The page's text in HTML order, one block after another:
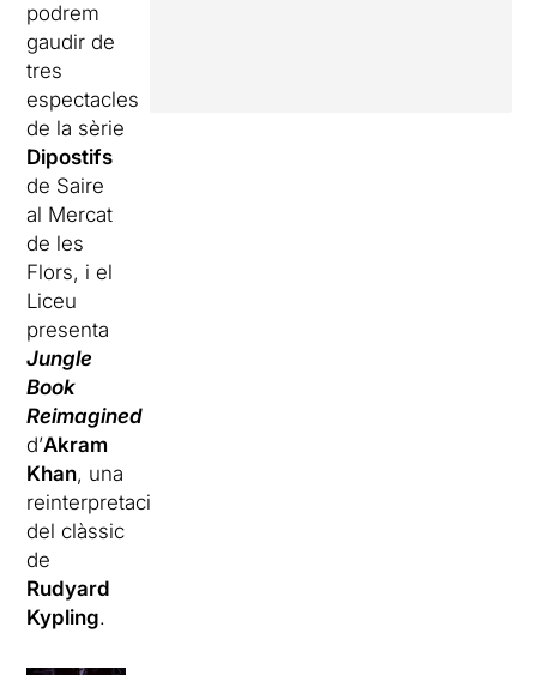
podrem
gaudir de
tres
espectacles
de la sèrie
Dipostifs
de Saire
al Mercat
de les
Flors, i el
Liceu
presenta
Jungle
Book
Reimagined
d’Akram
Khan, una
reinterpretació
del clàssic
de
Rudyard
Kypling.